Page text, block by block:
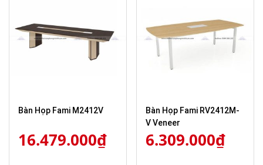
Bàn Họp Fami M2412V
16.479.000₫
Bàn Họp Fami RV2412M-
V Veneer
6.309.000₫